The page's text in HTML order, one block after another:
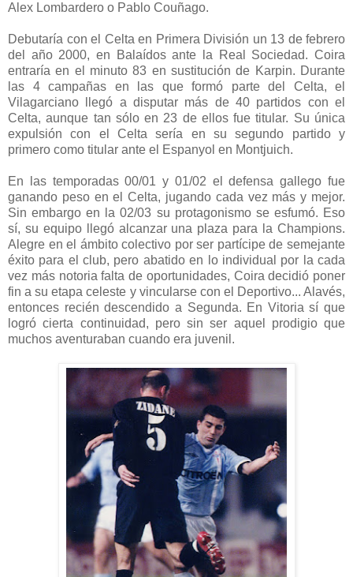
Alex Lombardero o Pablo Couñago.
Debutaría con el Celta en Primera División un 13 de febrero
del año 2000, en Balaídos ante la Real Sociedad. Coira
entraría en el minuto 83 en sustitución de Karpin. Durante
las 4 campañas en las que formó parte del Celta, el
Vilagarciano llegó a disputar más de 40 partidos con el
Celta, aunque tan sólo en 23 de ellos fue titular. Su única
expulsión con el Celta sería en su segundo partido y
primero como titular ante el Espanyol en Montjuich.
En las temporadas 00/01 y 01/02 el defensa gallego fue
ganando peso en el Celta, jugando cada vez más y mejor.
Sin embargo en la 02/03 su protagonismo se esfumó. Eso
sí, su equipo llegó alcanzar una plaza para la Champions.
Alegre en el ámbito colectivo por ser partícipe de semejante
éxito para el club, pero abatido en lo individual por la cada
vez más notoria falta de oportunidades, Coira decidió poner
fin a su etapa celeste y vincularse con el Deportivo... Alavés,
entonces recién descendido a Segunda. En Vitoria sí que
logró cierta continuidad, pero sin ser aquel prodigio que
muchos aventuraban cuando era juvenil.